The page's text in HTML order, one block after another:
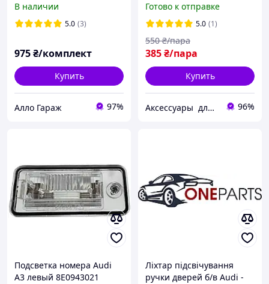
доп стоп центральний
8E9945097
В наличии
5.0 (3)
975₴/комплект
Купить
Алло Гараж 97%
8E0943021B фонарь
подсветки номера 2
штуки
Готово к отправке
5.0 (1)
385₴/пара
550 ₴/пара
Купить
Аксессуары для авто .Колпачки , наклейки , заглушки , эмблемы ,знаки для всех марок авто ! 96%
Подсветка номера Audi
A3 левый 8E0943021
Ліхтар підсвічування
ручки дверей б/в Audi -